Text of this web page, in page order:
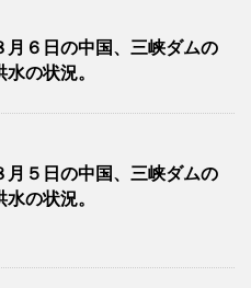
月６日の中国、三峡ダムの
の状況。
月５日の中国、三峡ダムの
の状況。